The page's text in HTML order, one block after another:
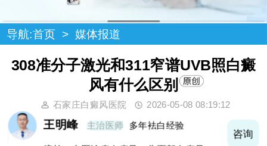
导航:首页 > 媒体报道
308准分子激光和311窄谱UVB照白癜
风有什么区别
石家庄白癜风医院 2026-05-08 08:19:12
王明峰 主治医师 多年袪白经验
咨询